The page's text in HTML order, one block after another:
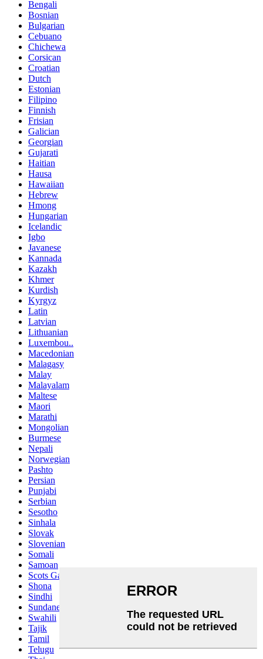
Bengali
Bosnian
Bulgarian
Cebuano
Chichewa
Corsican
Croatian
Dutch
Estonian
Filipino
Finnish
Frisian
Galician
Georgian
Gujarati
Haitian
Hausa
Hawaiian
Hebrew
Hmong
Hungarian
Icelandic
Igbo
Javanese
Kannada
Kazakh
Khmer
Kurdish
Kyrgyz
Latin
Latvian
Lithuanian
Luxembou..
Macedonian
Malagasy
Malay
Malayalam
Maltese
Maori
Marathi
Mongolian
Burmese
Nepali
Norwegian
Pashto
Persian
Punjabi
Serbian
Sesotho
Sinhala
Slovak
Slovenian
Somali
Samoan
Scots Gaelic
Shona
Sindhi
Sundanese
Swahili
Tajik
Tamil
Telugu